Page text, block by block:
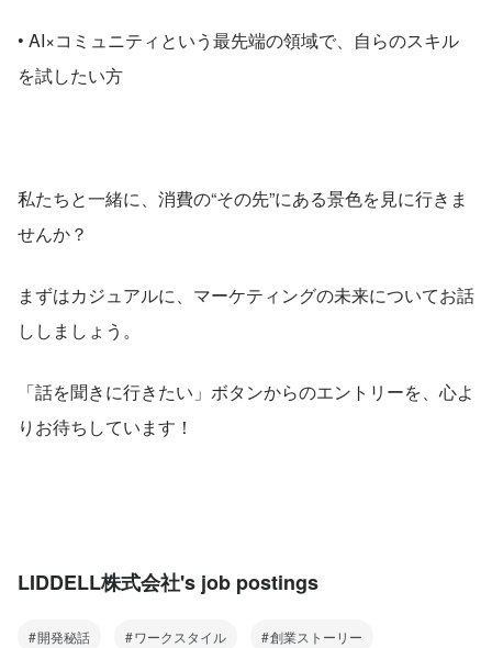
• AI×コミュニティという最先端の領域で、自らのスキル
を試したい方
私たちと一緒に、消費の“その先”にある景色を見に行きま
せんか？
まずはカジュアルに、マーケティングの未来についてお話
ししましょう。
「話を聞きに行きたい」ボタンからのエントリーを、心よ
りお待ちしています！
LIDDELL株式会社's job postings
開発秘話 ワークスタイル 創業ストーリー